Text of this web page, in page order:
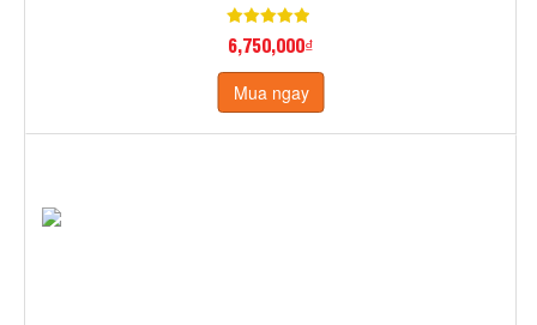
6,750,000₫
Mua ngay